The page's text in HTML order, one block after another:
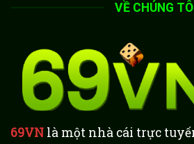
VỀ CHÚNG TÔI
69VN là một nhà cái trực